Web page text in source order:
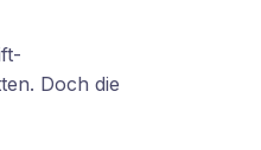
Doch die